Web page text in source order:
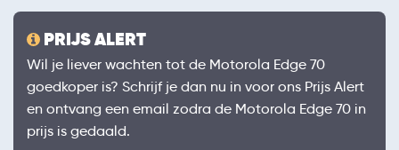
PRIJS ALERT
Wil je liever wachten tot de Motorola Edge 70
goedkoper is? Schrijf je dan nu in voor ons Prijs Alert
en ontvang een email zodra de Motorola Edge 70 in
prijs is gedaald.